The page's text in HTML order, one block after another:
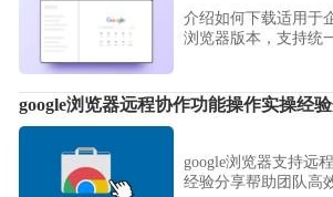
介绍如何下载适用于
浏览器版本，支持统
google浏览器远程协作功能操作实操经
google浏览器支持远
经验分享帮助团队高